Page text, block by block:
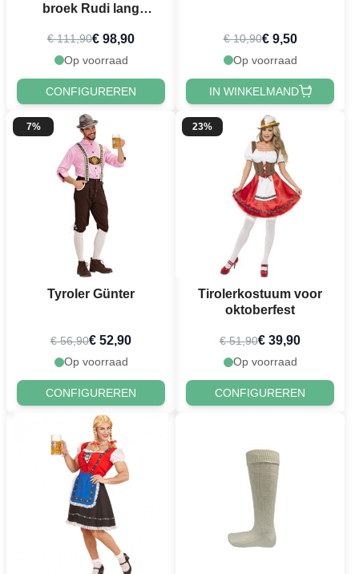
broek Rudi lang
€ 111,90€ 98,90
Op voorraad
CONFIGUREREN
€ 10,90€ 9,50
Op voorraad
IN WINKELMAND
7%
Tyroler Günter
€ 56,90€ 52,90
Op voorraad
CONFIGUREREN
23%
Tirolerkostuum voor
oktoberfest
€ 51,90€ 39,90
Op voorraad
CONFIGUREREN